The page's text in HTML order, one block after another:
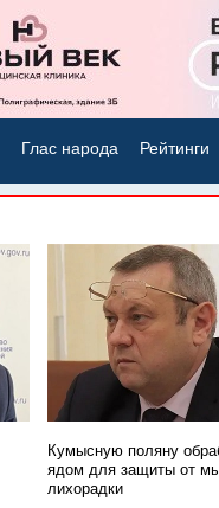
Глас народа Рейтинги
Кумысную поляну
ядом для защиты от
лихорадки